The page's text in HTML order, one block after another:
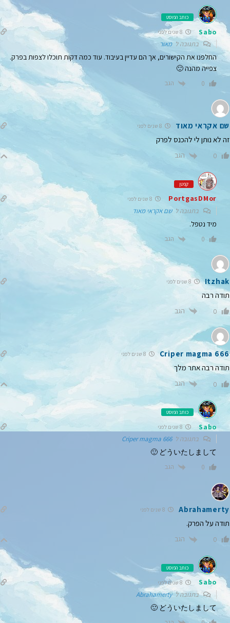
כותב הפוסט
Sabo
בתגובה למאור
החלפנו את הקישורים, אך הם עדיין בעיבוד. עוד כמה דקות תוכלו לצפות בפרק.
צפייה מהנה 🙂
0 הגב
שם אקראי מאוד 8 שנים לפני
זה לא נותן לי להכנס לפרק
0 הגב
קפטן
PortgasDMor
בתגובה לשם אקראי מאוד
מיד נטפל.
0 הגב
Itzhak 8 שנים לפני
תודה רבה
0 הגב
Criper magma 666 8 שנים לפני
תודה רבה אתר מלך
0 הגב
כותב הפוסט
Sabo
בתגובה לCriper magma 666
どういたしまして 🙂
0 הגב
Abrahamerty
תודה על הפרק.
0 הגב
כותב הפוסט
Sabo
בתגובה לAbrahamerty
どういたしまして 🙂